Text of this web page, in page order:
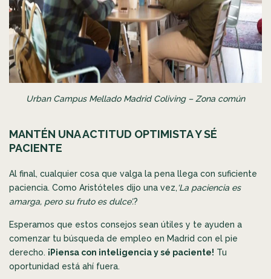
Urban Campus Mellado Madrid Coliving – Zona común
MANTÉN UNA ACTITUD OPTIMISTA Y SÉ
PACIENTE
Al final, cualquier cosa que valga la pena llega con suficiente
paciencia. Como Aristóteles dijo una vez,‘La paciencia es
amarga, pero su fruto es dulce’.?
Esperamos que estos consejos sean útiles y te ayuden a
comenzar tu búsqueda de empleo en Madrid con el pie
derecho. ¡Piensa con inteligencia y sé paciente! Tu
oportunidad está ahí fuera.